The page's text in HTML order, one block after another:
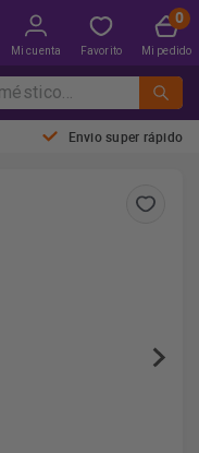
Mi cuenta Favorito Mi pedido
Envio super rápido